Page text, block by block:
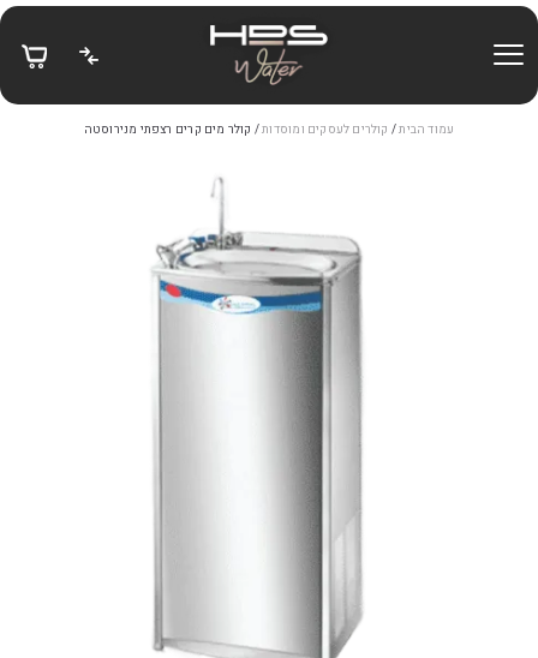
Skip to Content
עמוד הבית/ קולרים לעסקים ומוסדות/ קולר מים קרים רצפתי מנירוסטה
בחזרה למעלה